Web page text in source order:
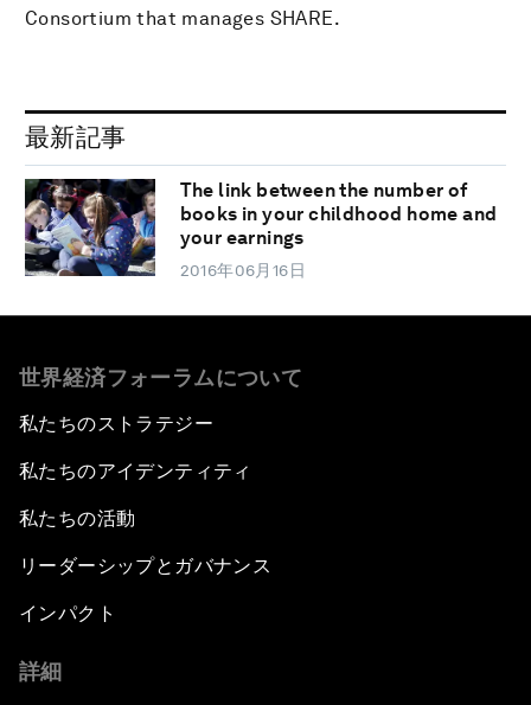
Consortium that manages SHARE.
最新記事
The link between the number of
books in your childhood home and
your earnings
2016年06月16日
世界経済フォーラムについて
私たちのストラテジー
私たちのアイデンティティ
私たちの活動
リーダーシップとガバナンス
インパクト
詳細